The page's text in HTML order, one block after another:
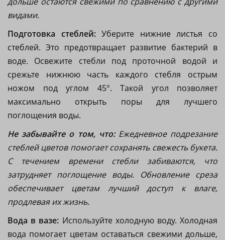
видами.
Подготовка стеблей:Уберите нижние листья со
стеблей. Это предотвращает развитие бактерий в
воде. Освежите стебли под проточной водой и
срежьте нижнюю часть каждого стебля острым
ножом под углом 45°. Такой угол позволяет
максимально открыть поры для лучшего
поглощения воды.
Не забывайте о том, что:Ежедневное подрезание
стеблей цветов помогает сохранять свежесть букета.
С течением времени стебли забиваются, что
затрудняет поглощение воды. Обновление среза
обеспечивает цветам лучший доступ к влаге,
продлевая их жизнь.
Вода в вазе: Используйте холодную воду. Холодная
вода помогает цветам оставаться свежими дольше,